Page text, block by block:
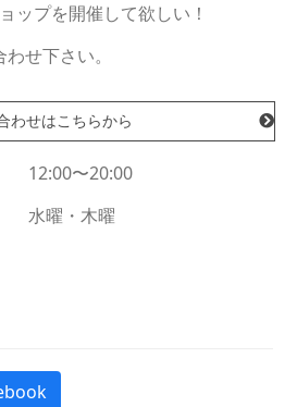
ップを開催して欲しい！
せ下さい。
わせはこちらから
12:00〜20:00
水曜・木曜